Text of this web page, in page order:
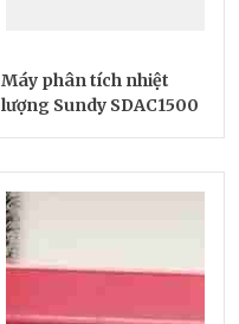
Máy phân tích nhiệt
lượng Sundy SDAC1500